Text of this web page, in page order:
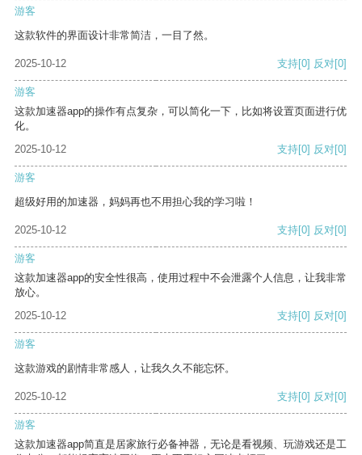
游客
这款软件的界面设计非常简洁，一目了然。
2025-10-12 支持[0] 反对[0]
游客
这款加速器app的操作有点复杂，可以简化一下，比如将设置页面进行优
化。
2025-10-12
支持[0] 反对[0]
游客
超级好用的加速器，妈妈再也不用担心我的学习啦！
2025-10-12 支持[0] 反对[0]
游客
这款加速器app的安全性很高，使用过程中不会泄露个人信息，让我非常
放心。
2025-10-12
支持[0] 反对[0]
游客
这款游戏的剧情非常感人，让我久久不能忘怀。
2025-10-12 支持[0] 反对[0]
游客
这款加速器app简直是居家旅行必备神器，无论是看视频、玩游戏还是工